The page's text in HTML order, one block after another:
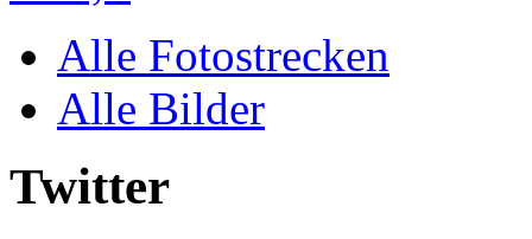
Alle Fotostrecken
Alle Bilder
Twitter